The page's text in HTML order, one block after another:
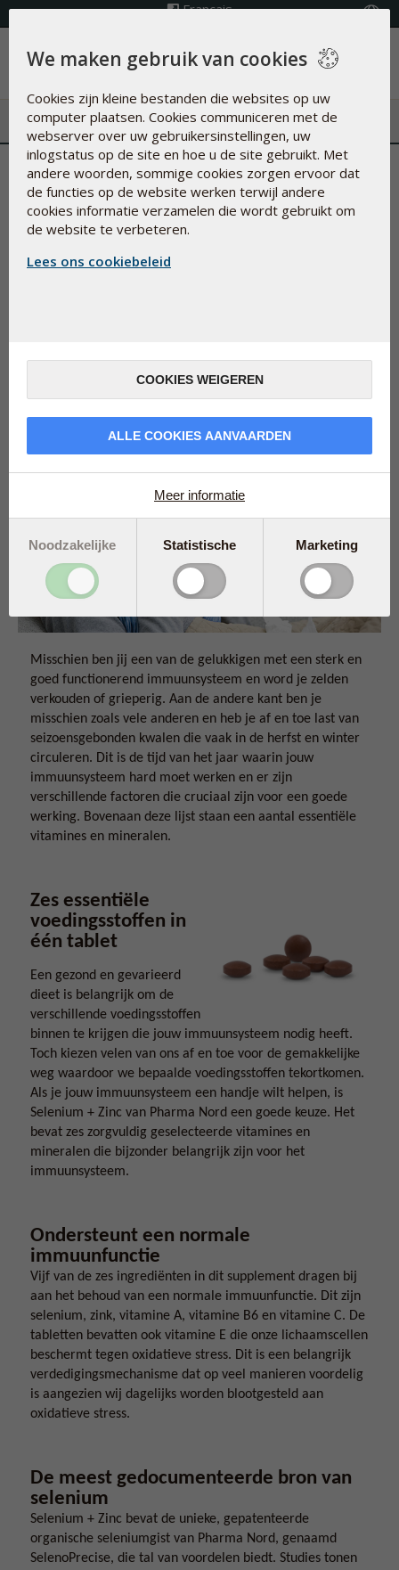
Français
Menu
Ondersteun jouw
immuunsysteem tijdens het
koude seizoen
Misschien ben jij een van de gelukkigen met een sterk en
goed functionerend immuunsysteem en word je zelden
verkouden of grieperig. Aan de andere kant ben je
misschien zoals vele anderen en heb je af en toe last van
seizoensgebonden kwalen die vaak in de herfst en winter
circuleren. Dit is de tijd van het jaar waarin jouw
immuunsysteem hard moet werken en er zijn
verschillende factoren die cruciaal zijn voor een goede
werking. Bovenaan deze lijst staan een aantal essentiële
vitamines en mineralen.
Zes essentiële
voedingsstoffen in
één tablet
Een gezond en gevarieerd
dieet is belangrijk om de
verschillende voedingsstoffen
binnen te krijgen die jouw immuunsysteem nodig heeft.
Toch kiezen velen van ons af en toe voor de gemakkelijke
weg waardoor we bepaalde voedingsstoffen tekortkomen.
Als je jouw immuunsysteem een handje wilt helpen, is
Selenium + Zinc van Pharma Nord een goede keuze. Het
bevat zes zorgvuldig geselecteerde vitamines en
mineralen die bijzonder belangrijk zijn voor het
immuunsysteem.
Ondersteunt een normale
immuunfunctie
Vijf van de zes ingrediënten in dit supplement dragen bij
aan het behoud van een normale immuunfunctie. Dit zijn
selenium, zink, vitamine A, vitamine B6 en vitamine C. De
tabletten bevatten ook vitamine E die onze lichaamscellen
beschermt tegen oxidatieve stress. Dit is een belangrijk
verdedigingsmechanisme dat op veel manieren voordelig
is aangezien wij dagelijks worden blootgesteld aan
oxidatieve stress.
De meest gedocumenteerde bron van
selenium
Selenium + Zinc bevat de unieke, gepatenteerde
organische seleniumgist van Pharma Nord, genaamd
SelenoPrecise, die tal van voordelen biedt. Studies tonen
We maken gebruik van cookies
Cookies zijn kleine bestanden die websites op uw
computer plaatsen. Cookies communiceren met de
webserver over uw gebruikersinstellingen, uw
inlogstatus op de site en hoe u de site gebruikt. Met
andere woorden, sommige cookies zorgen ervoor dat
de functies op de website werken terwijl andere
cookies informatie verzamelen die wordt gebruikt om
de website te verbeteren.
Lees ons cookiebeleid
COOKIES WEIGEREN
ALLE COOKIES AANVAARDEN
Meer informatie
Noodzakelijke Statistische Marketing